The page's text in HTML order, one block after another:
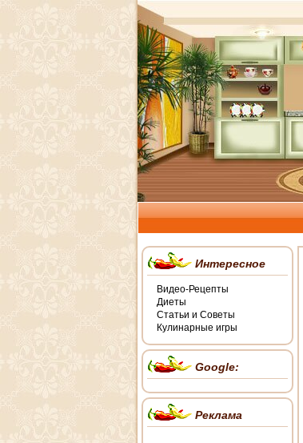
Интересное
Видео-Рецепты
Диеты
Статьи и Советы
Кулинарные игры
Google:
Реклама